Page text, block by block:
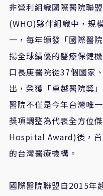
非營利組織國際醫院聯盟
(WHO)夥伴組織中，規
一，每年頒發「國際醫院
揚全球績優的醫療保健機
口長庚醫院從37個國家
出，榮獲「卓越醫院獎
醫院不僅是今年台灣唯
獎項調整為代表全方位
Hospital Award)後，
的台灣醫療機構。
國際醫院聯盟自2015年